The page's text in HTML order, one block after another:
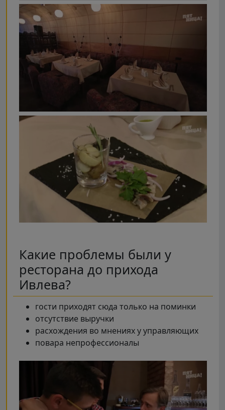
Какие проблемы были у
ресторана до прихода
Ивлева?
гости приходят сюда только на поминки
отсутствие выручки
расхождения во мнениях у управляющих
повара непрофессионалы